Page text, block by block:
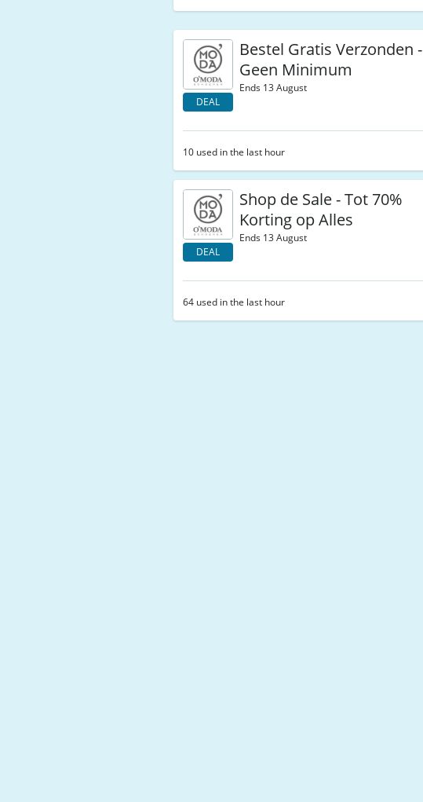
DEAL
Bestel Gratis Verzonden -
Geen Minimum
Ends 13 August
10 used in the last hour
DEAL
Shop de Sale - Tot 70%
Korting op Alles
Ends 13 August
64 used in the last hour